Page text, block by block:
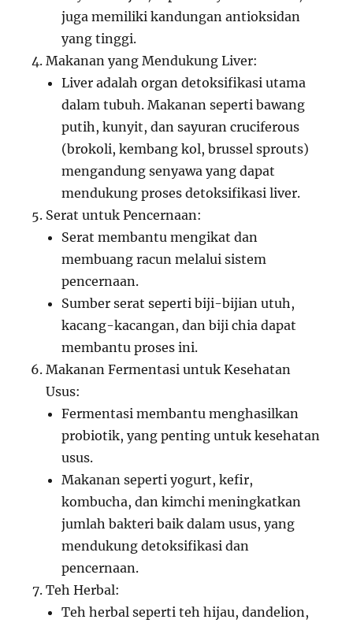
juga memiliki kandungan antioksidan
yang tinggi.
Makanan yang Mendukung Liver:
Liver adalah organ detoksifikasi utama
dalam tubuh. Makanan seperti bawang
putih, kunyit, dan sayuran cruciferous
(brokoli, kembang kol, brussel sprouts)
mengandung senyawa yang dapat
mendukung proses detoksifikasi liver.
Serat untuk Pencernaan:
Serat membantu mengikat dan
membuang racun melalui sistem
pencernaan.
Sumber serat seperti biji-bijian utuh,
kacang-kacangan, dan biji chia dapat
membantu proses ini.
Makanan Fermentasi untuk Kesehatan
Usus:
Fermentasi membantu menghasilkan
probiotik, yang penting untuk kesehatan
usus.
Makanan seperti yogurt, kefir,
kombucha, dan kimchi meningkatkan
jumlah bakteri baik dalam usus, yang
mendukung detoksifikasi dan
pencernaan.
Teh Herbal:
Teh herbal seperti teh hijau, dandelion,